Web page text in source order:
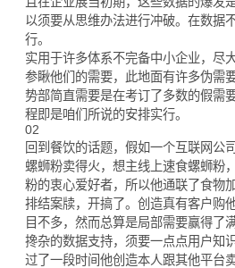
以须要从思维办法进行冲破。在数据
行。
实用于许多体系不完备中小企业，尽
参瞅他们的需要，此地面有许多伪需
势部简直需要是在考订了多数的假需
程即是咱们所说的安排实行。
02
回到餐饮的话题，假如一个互联网公
螺蛳粉卖得火，想主线上速食螺蛳粉
粉的衷心爱好者，所以他通联了食物
排结案牍，开搞了。创造真有客户购
目不多，然而总算是局部需要赢得了
搀杂的数据支持，须要一点点用户知
过了一段时间他创造本人跟其他平台